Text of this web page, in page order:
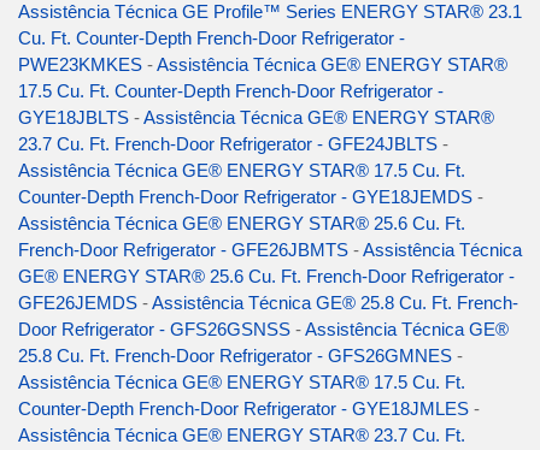
Assistência Técnica GE Profile™ Series ENERGY STAR® 23.1
Cu. Ft. Counter-Depth French-Door Refrigerator -
PWE23KMKES -Assistência Técnica GE® ENERGY STAR®
17.5 Cu. Ft. Counter-Depth French-Door Refrigerator -
GYE18JBLTS -Assistência Técnica GE® ENERGY STAR®
23.7 Cu. Ft. French-Door Refrigerator - GFE24JBLTS -
Assistência Técnica GE® ENERGY STAR® 17.5 Cu. Ft.
Counter-Depth French-Door Refrigerator - GYE18JEMDS -
Assistência Técnica GE® ENERGY STAR® 25.6 Cu. Ft.
French-Door Refrigerator - GFE26JBMTS -Assistência Técnica
GE® ENERGY STAR® 25.6 Cu. Ft. French-Door Refrigerator -
GFE26JEMDS -Assistência Técnica GE® 25.8 Cu. Ft. French-
Door Refrigerator - GFS26GSNSS -Assistência Técnica GE®
25.8 Cu. Ft. French-Door Refrigerator - GFS26GMNES -
Assistência Técnica GE® ENERGY STAR® 17.5 Cu. Ft.
Counter-Depth French-Door Refrigerator - GYE18JMLES -
Assistência Técnica GE® ENERGY STAR® 23.7 Cu. Ft.